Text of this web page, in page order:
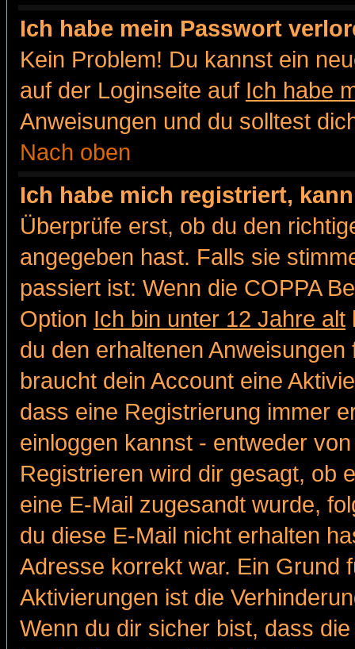
Ich habe mein Passwort
Kein Problem! Du kannst ein
auf der Loginseite auf Ich habe
Anweisungen und du solltest
Nach oben
Ich habe mich registriert,
Überprüfe erst, ob du den
angegeben hast. Falls sie
passiert ist: Wenn die COPPA
Option Ich bin unter 12 Jahre alt
du den erhaltenen
braucht dein Account eine
dass eine Registrierung immer
einloggen kannst - entweder
Registrieren wird dir gesagt, ob
eine E-Mail zugesandt wurde,
du diese E-Mail nicht erhalten
Adresse korrekt war. Ein Grund
Aktivierungen ist die
Wenn du dir sicher bist, dass